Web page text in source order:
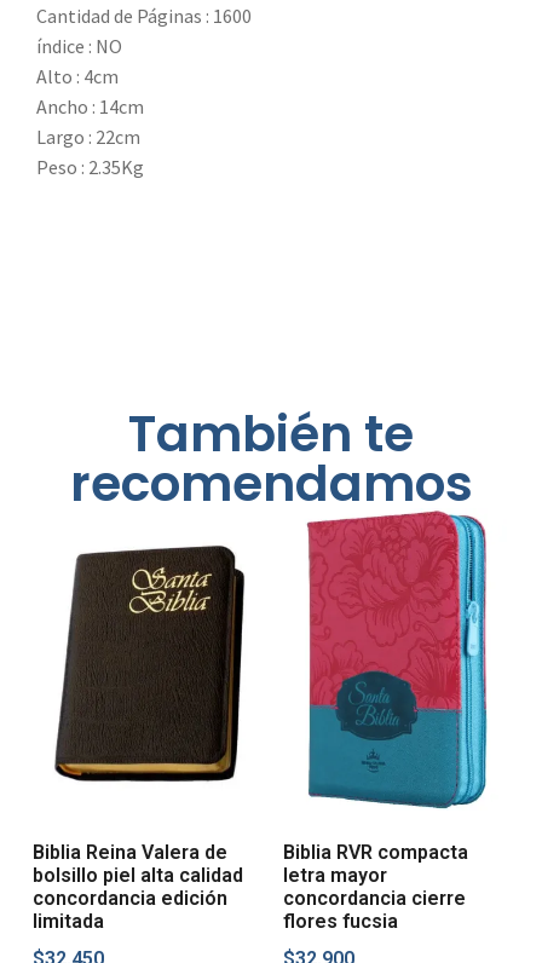
Cantidad de Páginas : 1600
índice : NO
Alto : 4cm
Ancho : 14cm
Largo : 22cm
Peso : 2.35Kg
También te
recomendamos
Biblia Reina Valera de
bolsillo piel alta calidad
concordancia edición
limitada
Biblia RVR compacta
letra mayor
concordancia cierre
flores fucsia